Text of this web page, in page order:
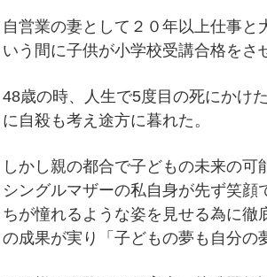
自営業の妻として２０年以上仕事
いう間に子供が小学校受講合格をさ
48歳の時、人生で5度目の死にかけ
に自殺も考え途方に暮れた。
しかし親の都合で子どもの未来の可
シングルマザーの私自身が先ず笑
ちが憧れるような姿を見せる為に
の成果が実り「子どもの夢も自分の